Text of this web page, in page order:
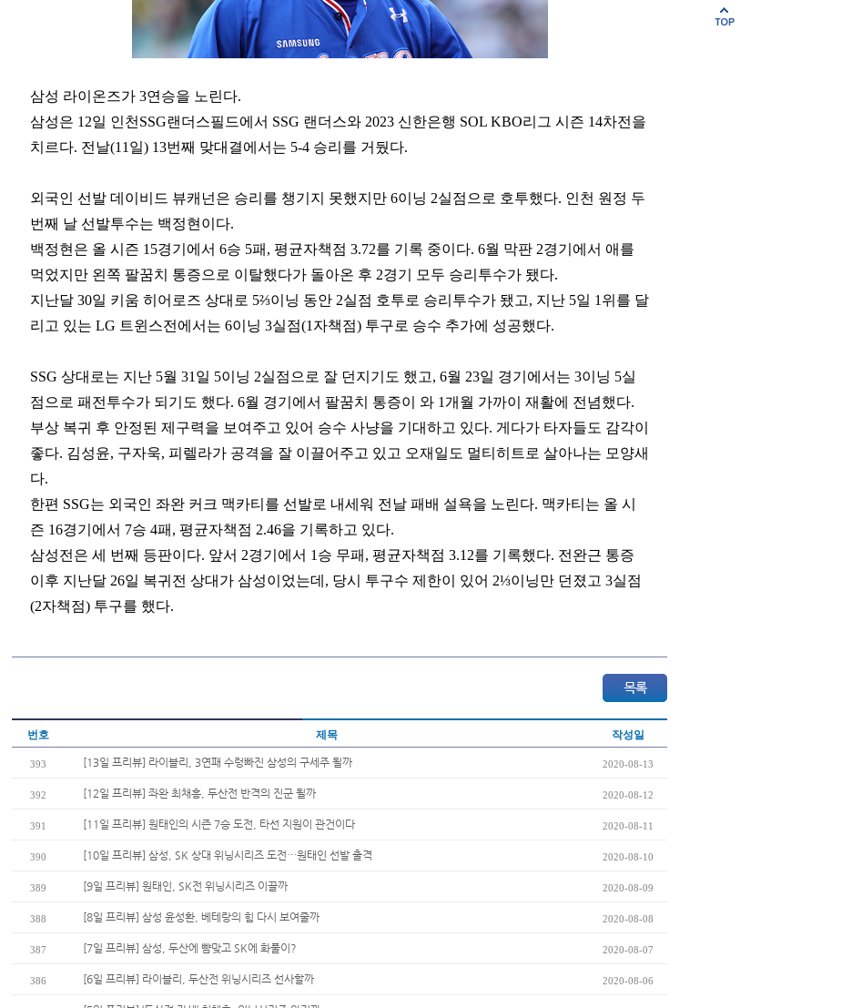
삼성 라이온즈가 3연승을 노린다.
삼성은 12일 인천SSG랜더스필드에서 SSG 랜더스와 2023 신한은행 SOL KBO리그 시즌 14차전을
치르다. 전날(11일) 13번째 맞대결에서는 5-4 승리를 거뒀다.
외국인 선발 데이비드 뷰캐넌은 승리를 챙기지 못했지만 6이닝 2실점으로 호투했다. 인천 원정 두
번째 날 선발투수는 백정현이다.
백정현은 올 시즌 15경기에서 6승 5패, 평균자책점 3.72를 기록 중이다. 6월 막판 2경기에서 애를
먹었지만 왼쪽 팔꿈치 통증으로 이탈했다가 돌아온 후 2경기 모두 승리투수가 됐다.
지난달 30일 키움 히어로즈 상대로 5⅔이닝 동안 2실점 호투로 승리투수가 됐고, 지난 5일 1위를 달
리고 있는 LG 트윈스전에서는 6이닝 3실점(1자책점) 투구로 승수 추가에 성공했다.
SSG 상대로는 지난 5월 31일 5이닝 2실점으로 잘 던지기도 했고, 6월 23일 경기에서는 3이닝 5실
점으로 패전투수가 되기도 했다. 6월 경기에서 팔꿈치 통증이 와 1개월 가까이 재활에 전념했다.
부상 복귀 후 안정된 제구력을 보여주고 있어 승수 사냥을 기대하고 있다. 게다가 타자들도 감각이
좋다. 김성윤, 구자욱, 피렐라가 공격을 잘 이끌어주고 있고 오재일도 멀티히트로 살아나는 모양새
다.
한편 SSG는 외국인 좌완 커크 맥카티를 선발로 내세워 전날 패배 설욕을 노린다. 맥카티는 올 시
즌 16경기에서 7승 4패, 평균자책점 2.46을 기록하고 있다.
삼성전은 세 번째 등판이다. 앞서 2경기에서 1승 무패, 평균자책점 3.12를 기록했다. 전완근 통증
이후 지난달 26일 복귀전 상대가 삼성이었는데, 당시 투구수 제한이 있어 2⅓이닝만 던졌고 3실점
(2자책점) 투구를 했다.
번호 제목 작성일
393 [13일 프리뷰] 라이블리, 3연패 수렁빠진 삼성의 구세주 될까 2020-08-13
392 [12일 프리뷰] 좌완 최채흥, 두산전 반격의 진군 될까 2020-08-12
391 [11일 프리뷰] 원태인의 시즌 7승 도전, 타선 지원이 관건이다 2020-08-11
390 [10일 프리뷰] 삼성, SK 상대 위닝시리즈 도전…원태인 선발 출격 2020-08-10
389 [9일 프리뷰] 원태인, SK전 위닝시리즈 이끌까 2020-08-09
388 [8일 프리뷰] 삼성 윤성환, 베테랑의 힘 다시 보여줄까 2020-08-08
387 [7일 프리뷰] 삼성, 두산에 뺨맞고 SK에 화풀이? 2020-08-07
386 [6일 프리뷰] 라이블리, 두산전 위닝시리즈 선사할까 2020-08-06